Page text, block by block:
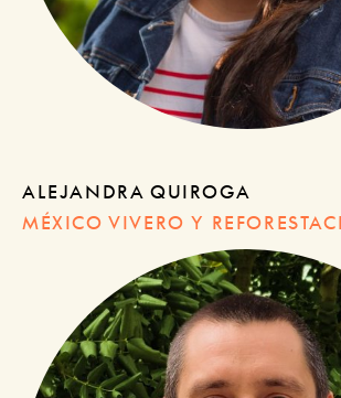
ALEJANDRA QUIROGA
MÉXICO VIVERO Y